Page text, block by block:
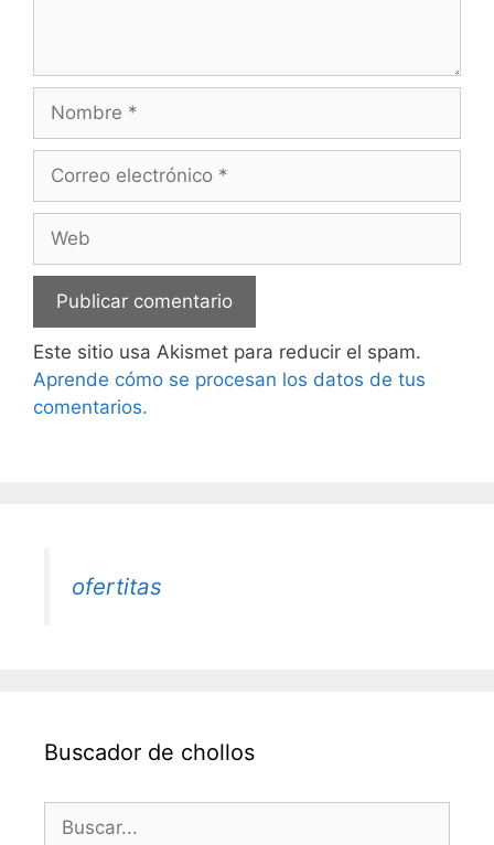
electrónico
Este sitio usa Akismet para reducir el spam.
Aprende cómo se procesan los datos de tus
comentarios.
ofertitas
Buscador de chollos
Buscar: